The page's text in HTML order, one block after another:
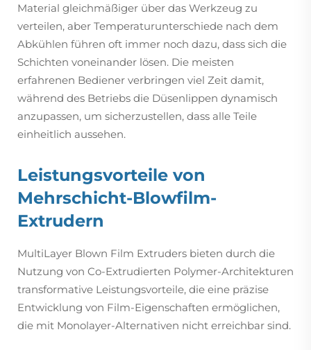
Material gleichmäßiger über das Werkzeug zu
verteilen, aber Temperaturunterschiede nach dem
Abkühlen führen oft immer noch dazu, dass sich die
Schichten voneinander lösen. Die meisten
erfahrenen Bediener verbringen viel Zeit damit,
während des Betriebs die Düsenlippen dynamisch
anzupassen, um sicherzustellen, dass alle Teile
einheitlich aussehen.
Leistungsvorteile von
Mehrschicht-Blowfilm-
Extrudern
MultiLayer Blown Film Extruders bieten durch die
Nutzung von Co-Extrudierten Polymer-Architekturen
transformative Leistungsvorteile, die eine präzise
Entwicklung von Film-Eigenschaften ermöglichen,
die mit Monolayer-Alternativen nicht erreichbar sind.